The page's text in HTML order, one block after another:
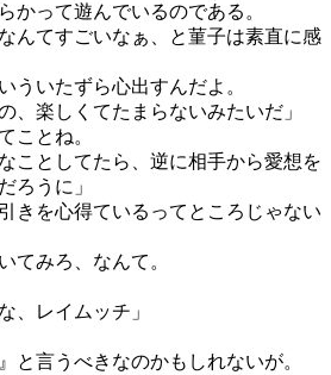
って遊んでいるのである。
んてすごいなぁ、と菫子は素直に感
ういたずら心出すんだよ。
楽しくてたまらないみたいだ」
ことね。
ことしてたら、逆に相手から愛想を
ろうに」
きを心得ているってところじゃない
てみろ、なんて。
、レイムッチ」
言うべきなのかもしれないが。